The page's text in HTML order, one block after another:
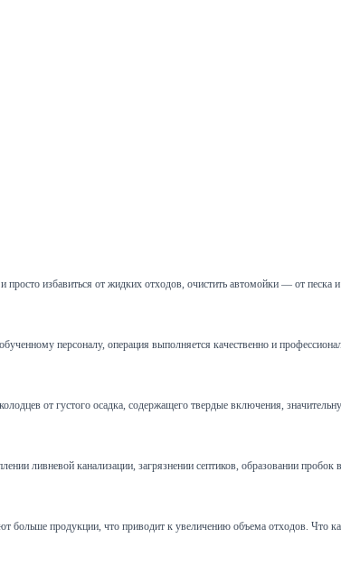
избавиться от жидких отходов, очистить автомойки — от песка
персоналу, операция выполняется качественно и
от густого осадка, содержащего твердые включения,
ливневой канализации, загрязнении септиков, образовании пробок
продукции, что приводит к увеличению объема отходов. Что